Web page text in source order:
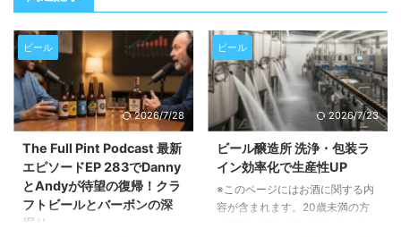
ビール
2026/7/28
The Full Pint Podcast 最新
エピソードEP 283でDanny
とAndyが待望の復帰！クラ
フトビールとバーボンの深
掘り
ビール
2026/7/23
ビール醸造所 洗浄・包装ラ
イン効率化で生産性UP
※このページにはお酒に関する内
容が含まれます。20歳未満の方